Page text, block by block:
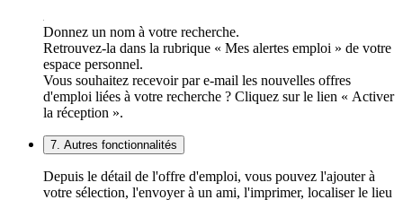
Donnez un nom à votre recherche.
Retrouvez-la dans la rubrique « Mes alertes emploi » de votre
espace personnel.
Vous souhaitez recevoir par e-mail les nouvelles offres
d'emploi liées à votre recherche ? Cliquez sur le lien « Activer
la réception ».
7. Autres fonctionnalités
Depuis le détail de l'offre d'emploi, vous pouvez l'ajouter à
votre sélection, l'envoyer à un ami, l'imprimer, localiser le lieu